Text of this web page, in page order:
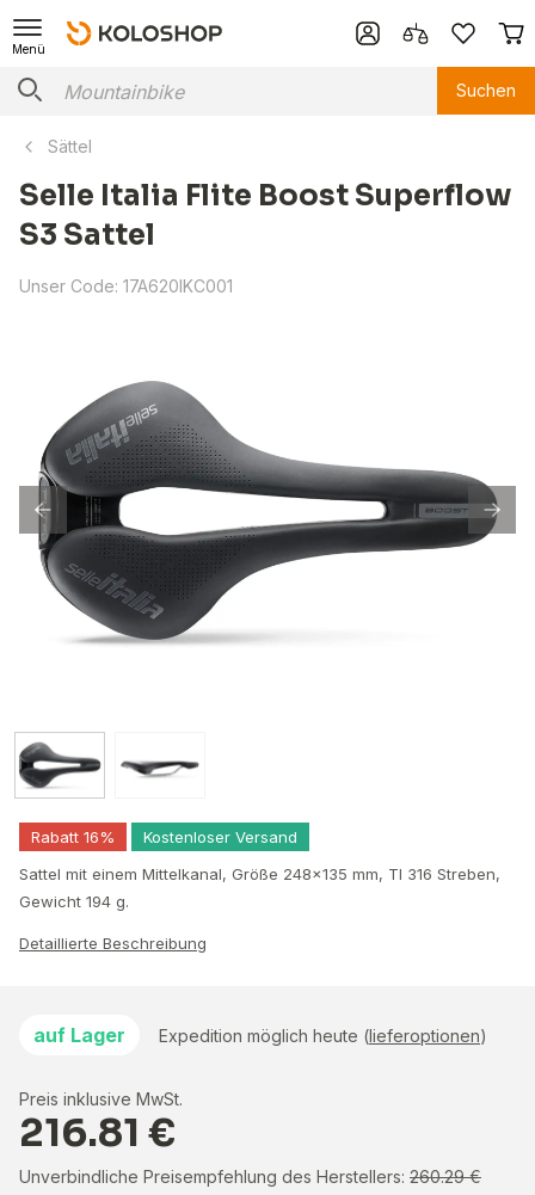
Menü
Suchen
Sättel
Selle Italia Flite Boost Superflow
S3 Sattel
Unser Code: 17A620IKC001
Rabatt 16%
Kostenloser Versand
Sattel mit einem Mittelkanal, Größe 248×135 mm, TI 316 Streben,
Gewicht 194 g.
Detaillierte Beschreibung
auf Lager Expedition möglich heute (lieferoptionen)
Preis inklusive MwSt.
216.81 €
Unverbindliche Preisempfehlung des Herstellers: 260.29 €